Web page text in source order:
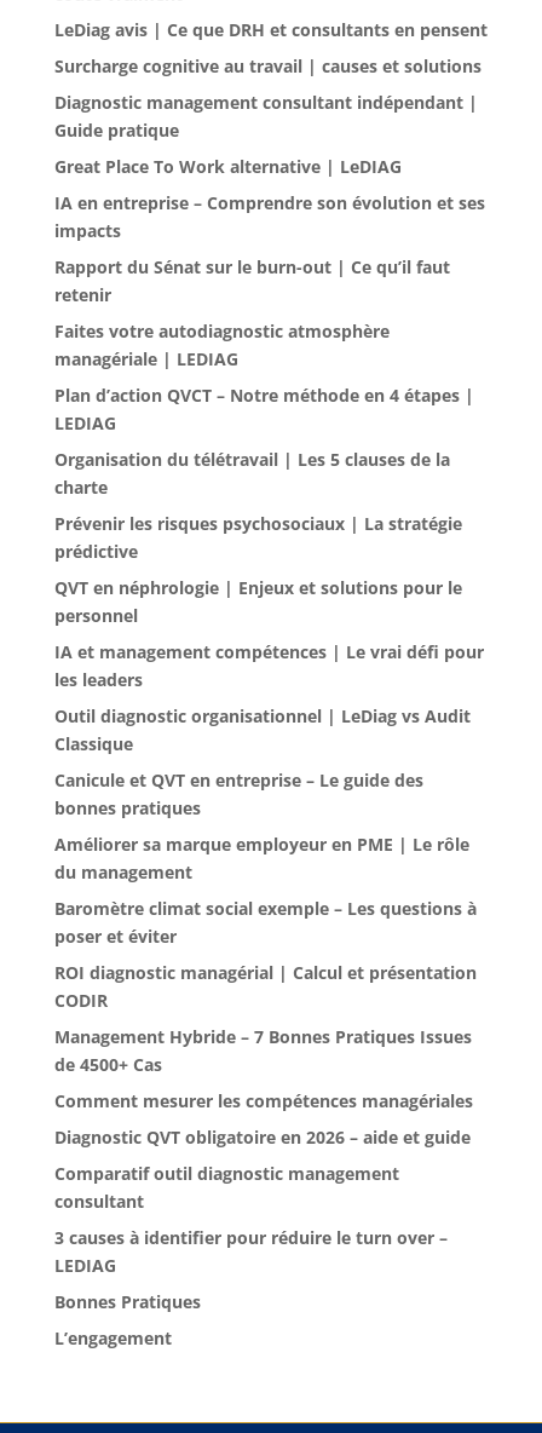
LeDiag avis | Ce que DRH et consultants en pensent
Surcharge cognitive au travail | causes et solutions
Diagnostic management consultant indépendant |
Guide pratique
Great Place To Work alternative | LeDIAG
IA en entreprise – Comprendre son évolution et ses
impacts
Rapport du Sénat sur le burn-out | Ce qu’il faut
retenir
Faites votre autodiagnostic atmosphère
managériale | LEDIAG
Plan d’action QVCT – Notre méthode en 4 étapes |
LEDIAG
Organisation du télétravail | Les 5 clauses de la
charte
Prévenir les risques psychosociaux | La stratégie
prédictive
QVT en néphrologie | Enjeux et solutions pour le
personnel
IA et management compétences | Le vrai défi pour
les leaders
Outil diagnostic organisationnel | LeDiag vs Audit
Classique
Canicule et QVT en entreprise – Le guide des
bonnes pratiques
Améliorer sa marque employeur en PME | Le rôle
du management
Baromètre climat social exemple – Les questions à
poser et éviter
ROI diagnostic managérial | Calcul et présentation
CODIR
Management Hybride – 7 Bonnes Pratiques Issues
de 4500+ Cas
Comment mesurer les compétences managériales
Diagnostic QVT obligatoire en 2026 – aide et guide
Comparatif outil diagnostic management
consultant
3 causes à identifier pour réduire le turn over –
LEDIAG
Bonnes Pratiques
L’engagement